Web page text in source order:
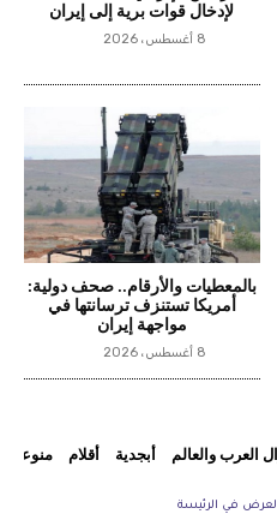
لإدخال قوات برية إلى إيران
8 أغسطس، 2026
بالمعطيات والأرقام.. صحف دولية:
أمريكا تستنزف ترسانتها في
مواجهة إيران
8 أغسطس، 2026